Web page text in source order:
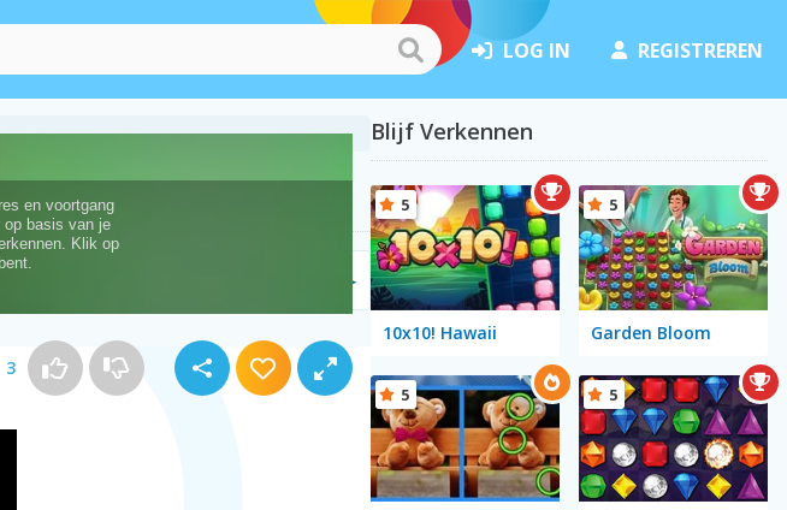
LOG IN REGISTREREN
3
Blijf Verkennen
10x10! Hawaii
5
Garden Bloom
5
5 5